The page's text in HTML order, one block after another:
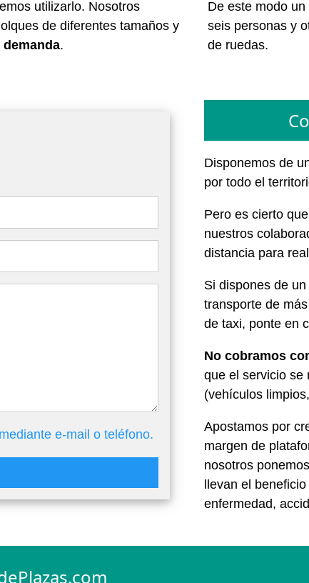
utilizarlo. Nosotros
de diferentes tamaños y
demanda.
De este modo
seis personas y
de ruedas.
e-mail o teléfono.
Disponemos de
por todo el
Pero es cierto
nuestros
distancia para
Si dispones de
transporte de
de taxi, ponte en
No cobramos
que el servicio se
(vehículos
Apostamos por
margen de
nosotros
llevan el
enfermedad,